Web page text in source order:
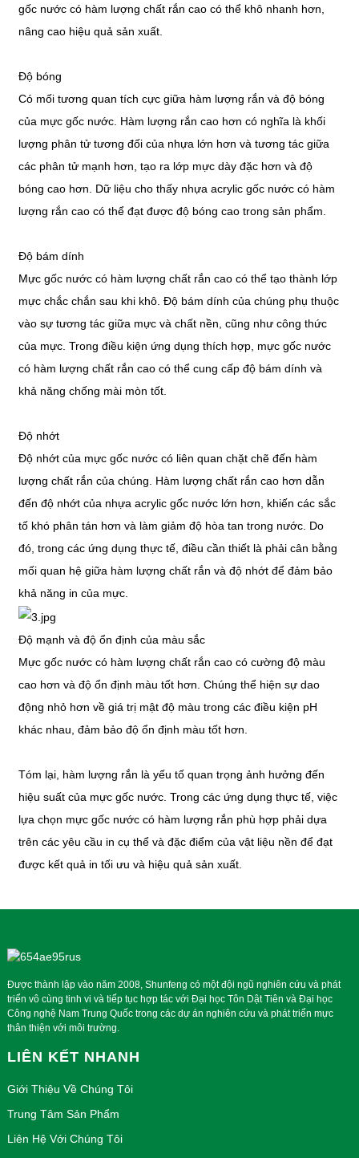
gốc nước có hàm lượng chất rắn cao có thể khô nhanh hơn,
nâng cao hiệu quả sản xuất.
Độ bóng
Có mối tương quan tích cực giữa hàm lượng rắn và độ bóng
của mực gốc nước. Hàm lượng rắn cao hơn có nghĩa là khối
lượng phân tử tương đối của nhựa lớn hơn và tương tác giữa
các phân tử mạnh hơn, tạo ra lớp mực dày đặc hơn và độ
bóng cao hơn. Dữ liệu cho thấy nhựa acrylic gốc nước có hàm
lượng rắn cao có thể đạt được độ bóng cao trong sản phẩm.
Độ bám dính
Mực gốc nước có hàm lượng chất rắn cao có thể tạo thành lớp
mực chắc chắn sau khi khô. Độ bám dính của chúng phụ thuộc
vào sự tương tác giữa mực và chất nền, cũng như công thức
của mực. Trong điều kiện ứng dụng thích hợp, mực gốc nước
có hàm lượng chất rắn cao có thể cung cấp độ bám dính và
khả năng chống mài mòn tốt.
Độ nhớt
Độ nhớt của mực gốc nước có liên quan chặt chẽ đến hàm
lượng chất rắn của chúng. Hàm lượng chất rắn cao hơn dẫn
đến độ nhớt của nhựa acrylic gốc nước lớn hơn, khiến các sắc
tố khó phân tán hơn và làm giảm độ hòa tan trong nước. Do
đó, trong các ứng dụng thực tế, điều cần thiết là phải cân bằng
mối quan hệ giữa hàm lượng chất rắn và độ nhớt để đảm bảo
khả năng in của mực.
Độ mạnh và độ ổn định của màu sắc
Mực gốc nước có hàm lượng chất rắn cao có cường độ màu
cao hơn và độ ổn định màu tốt hơn. Chúng thể hiện sự dao
động nhỏ hơn về giá trị mật độ màu trong các điều kiện pH
khác nhau, đảm bảo độ ổn định màu tốt hơn.
Tóm lại, hàm lượng rắn là yếu tố quan trọng ảnh hưởng đến
hiệu suất của mực gốc nước. Trong các ứng dụng thực tế, việc
lựa chọn mực gốc nước có hàm lượng rắn phù hợp phải dựa
trên các yêu cầu in cụ thể và đặc điểm của vật liệu nền để đạt
được kết quả in tối ưu và hiệu quả sản xuất.
Được thành lập vào năm 2008, Shunfeng có một đội ngũ nghiên cứu và phát
triển vô cùng tinh vi và tiếp tục hợp tác với Đại học Tôn Dật Tiên và Đại học
Công nghệ Nam Trung Quốc trong các dự án nghiên cứu và phát triển mực
thân thiện với môi trường.
LIÊN KẾT NHANH
Giới Thiệu Về Chúng Tôi
Trung Tâm Sản Phẩm
Liên Hệ Với Chúng Tôi